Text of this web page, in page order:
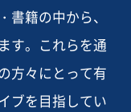
書籍の中から、
す。これらを通
方々にとって有
ブを目指してい